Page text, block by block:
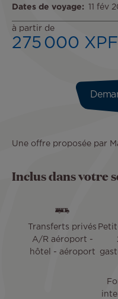
à partir de
275 000 XPF
Dates de voyage 11 fév
Une offre proposée par
Inclus dans votre
Transferts privés
A/R aéroport -
hôtel - aéroport